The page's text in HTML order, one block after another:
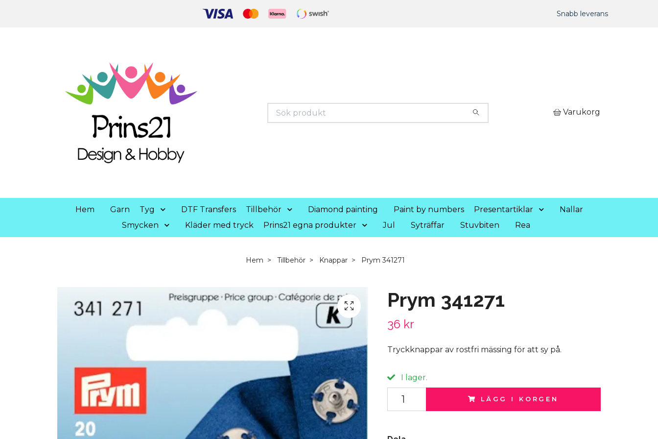
Snabb leverans
Varukorg
Hem Garn Tyg DTF Transfers Tillbehör Diamond painting Paint by numbers Presentartiklar
Nallar
Smycken
Kläder med tryck Prins21 egna produkter Jul Syträffar Stuvbiten Rea
Hem Tillbehör Knappar Prym 341271
Prym 341271
36 kr
Tryckknappar av rostfri mässing för att sy på.
I lager.
LÄGG I KORGEN